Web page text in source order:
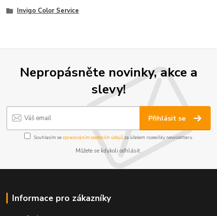
Invigo Color Service
Nepropásněte novinky, akce a
slevy!
Přihlásit se
Souhlasím se zpracováním osobních údajůza účelem rozesílky newsletteru.
Můžete se kdykoli odhlásit.
Informace pro zákazníky